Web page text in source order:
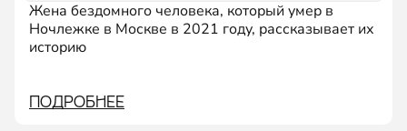
Жена бездомного человека, который умер в
Ночлежке в Москве в 2021 году, рассказывает их
историю
ПОДРОБНЕЕ